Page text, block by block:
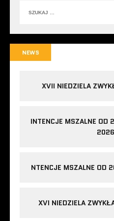
NEWS
XVII NIEDZIELA
INTENCJE MSZALNE OD
NTENCJE MSZALNE OD
XVI NIEDZIELA